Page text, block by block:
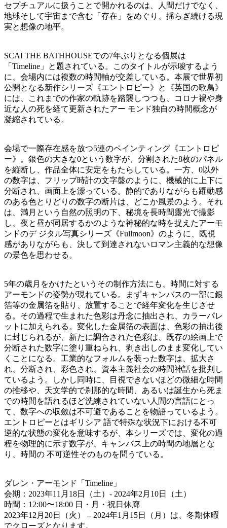
セプチュアルに扱うことで開かれるのは、人間だけでなく、
地球そして宇宙まで含む「存在」をめぐり、揺らぎ続ける現
実と想像の地平。
SCAI THE BATHHOUSEでの7年ぶりとなる個展は
「Timeline」と題されている。このタイトルが示唆するよう
に、会場内には複数の時間軸が交差している。本展で世界初
公開となる新作シリーズ《エントロピー》と《英国の歌鳥》
には、これまでの作家の軌跡を踏襲しつつも、コロナ禍や身
近な人の死を経て更新されたアー モンド独自の時間概念が
凝縮されている。
会場で一際存在感を放つ5連のペインティング《エントロピ
ー》。銀色の大きな0という数字が、分割された8枚のパネル
を縦断し、作品全体に安定をもたらしている。一方、0以外
の数字は、フリップ時計の文字盤のように、機械的に上下に
分断され、画面上を漂っている。静的でありながらも躍動感
のある色とりどりの数字の断片は、どこか風景のよう。それ
は、満月という自然の照明の下、秘境を長時間露光で撮影
し、夜と昼が同居するかのような神秘的な時を捉えたアーモ
ンドのデ ジタル写真シリーズ《Fullmoon》のように、既視
感がありながらも、決して到達されないロマン主義的な想像
の景色を思わせる。
5年の歳月をかけたというその制作方法にも、時間に対する
アーモンドの姿勢が現れている。まずキャンバスの一部に銀
箔等の金属箔を貼り、放置することで経年変化を生じさせ
る。その過程で生まれた色彩は丹念に抽出され、カラーパレ
ットに加えられる。変化した金属箔の表面は、色彩の抽出後
に封じられるが、新たに調合された色彩は、既存の絵画上で
分断された数字に塗り重ねられ、剥き出しのまま変化してい
くことになる。工業的なフォルムを装った数字は、拡大さ
れ、分断され、彩色され、資本主義社会の時間神話を批判し
ているよう。しかし同時に、目視できないほどの微細な時間
の推移や、天文学的で刹那的な時間、あるいは誕生から死ま
での時間を語れるほど洗練されていない人間の言語にとっ
て、数字への収斂は不可避であることを物語っているよう。
エントロピーとはギリシア 語で特殊な状況下における不可
逆的な状態の変化を意味するが、本シリーズでは、変化の過
程を物理的に示す数字が、キャンバス上の時間の地層とな
り、時間の 不可逆性そのものを問うている。
ダレン・アーモンド「Timeline」
会期：2023年11月18日（土）- 2024年2月10日（土）
時間：12:00〜18:00 日・月・祝日休廊
2023年12月20日（火） – 2024年1月15日（月）は、冬期休暇
でクローズとなります。